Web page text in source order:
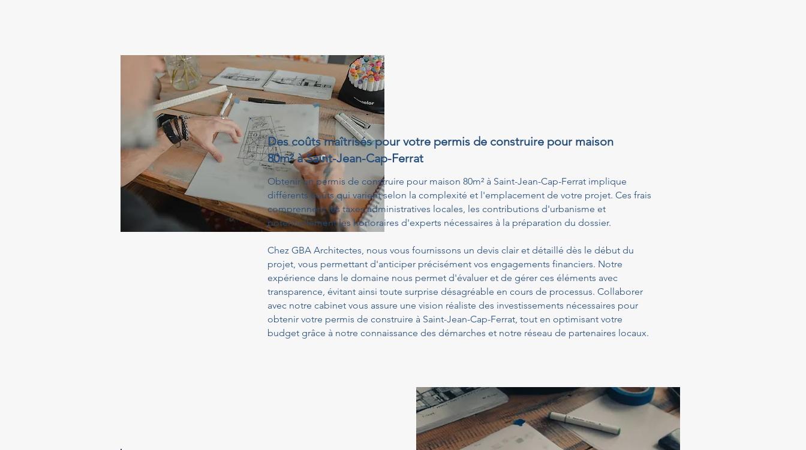
Des coûts maîtrisés pour votre permis de construire pour maison
80m² à Saint-Jean-Cap-Ferrat
Obtenir un permis de construire pour maison 80m² à Saint-Jean-Cap-Ferrat implique
différents coûts qui varient selon la complexité et l'emplacement de votre projet. Ces frais
comprennent les taxes administratives locales, les contributions d'urbanisme et
potentiellement les honoraires d'experts nécessaires à la préparation du dossier.
Chez GBA Architectes, nous vous fournissons un devis clair et détaillé dès le début du
projet, vous permettant d'anticiper précisément vos engagements financiers. Notre
expérience dans le domaine nous permet d'évaluer et de gérer ces éléments avec
transparence, évitant ainsi toute surprise désagréable en cours de processus. Collaborer
avec notre cabinet vous assure une vision réaliste des investissements nécessaires pour
obtenir votre permis de construire à Saint-Jean-Cap-Ferrat, tout en optimisant votre
budget grâce à notre connaissance des démarches et notre réseau de partenaires locaux.